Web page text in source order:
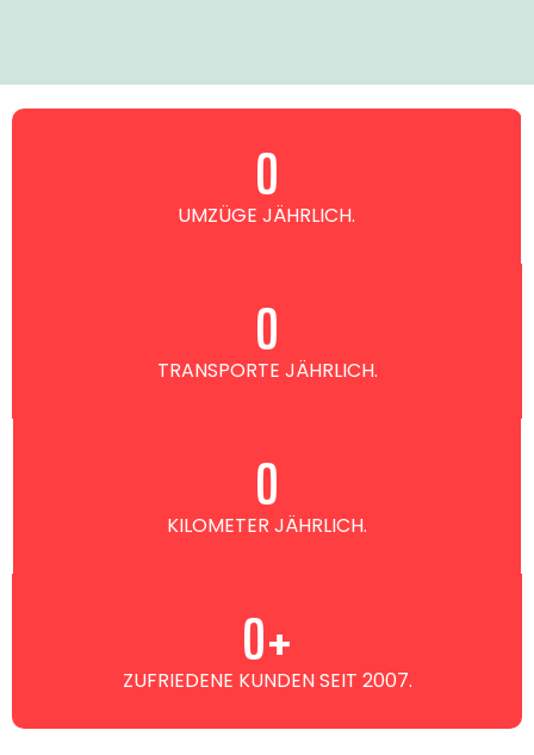
UMZÜGE JÄHRLICH.
0
TRANSPORTE JÄHRLICH.
0
KILOMETER JÄHRLICH.
0
ZUFRIEDENE KUNDEN SEIT 2007.
0+